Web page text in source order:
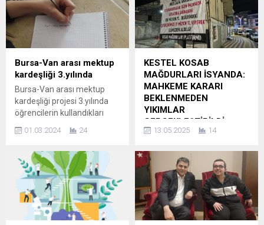
Bursa-Van arası mektup
kardeşliği 3.yılında
Bursa-Van arası mektup
kardeşliği projesi 3.yılında
öğrencilerin kullandıkları
şölenine döndü. Bursa
Anadolu Lisesi Gazetecilik
Bölümü öğrencileriyle, Van
Erciş Bayezid İlkokulu
öğrencileri arasında 2021-
2022 eğitim öğretim
döneminde başlatılan
01.03.2024 24
KESTEL KOSAB
MAĞDURLARI İSYANDA:
MAHKEME KARARI
BEKLENMEDEN
YIKIMLAR
GERÇEKLEŞTİRİLDİ
Bursa’nın Kestel ilçesinde
Organize Sanayi Bölgesi)
sınırları içerisinde bulunan
bazı yapıların, mahkeme
süreci tamamlanmadan
yıkılması büyük tepkiye yol
açtı. Yıkım kararlarının
13.05.2025 14